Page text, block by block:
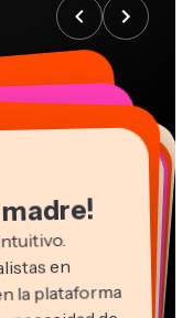
en
plataforma
necesidad de